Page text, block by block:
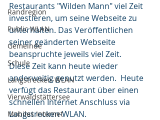
Randregion
Public WLAN
Gemeinde
Schule
Langstrecken-WLAN
Vierwaldstättersee
Mobiles Internet
Restaurants "Wilden Mann" viel Zeit
investieren, um seine Webseite zu
unterhalten. Das Veröffentlichen
seiner geänderten Webseite
beanspruchte jeweils viel Zeit.
Diese Zeit kann heute wieder
anderweitig genutzt werden.  Heute
verfügt das Restaurant über einen
schnellen Internet Anschluss via
Langstrecken-WLAN.